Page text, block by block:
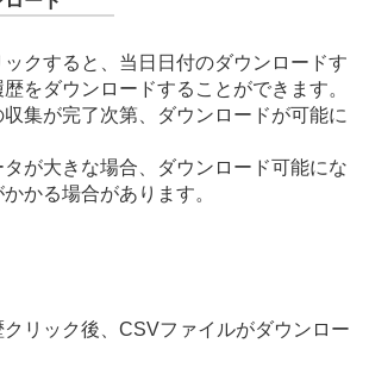
ックすると、当日日付のダウンロードす
をダウンロードすることができます。
集が完了次第、ダウンロードが可能に
タが大きな場合、ダウンロード可能にな
かる場合があります。
リック後、CSVファイルがダウンロー